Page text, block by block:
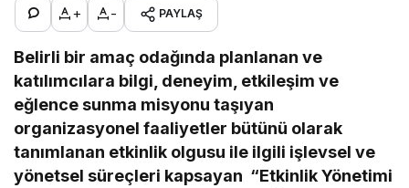
+ - PAYLAŞ
Belirli bir amaç odağında planlanan ve
katılımcılara bilgi, deneyim, etkileşim ve
eğlence sunma misyonu taşıyan
organizasyonel faaliyetler bütünü olarak
tanımlanan etkinlik olgusu ile ilgili işlevsel ve
yönetsel süreçleri kapsayan “Etkinlik Yönetimi